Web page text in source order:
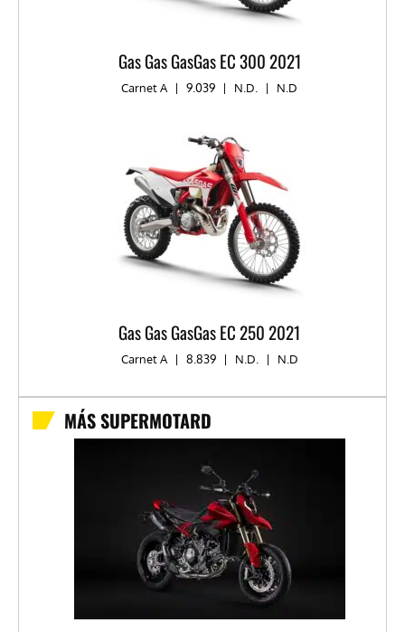
Gas Gas GasGas EC 300 2021
Carnet A | 9.039 | N.D. | N.D
Gas Gas GasGas EC 250 2021
Carnet A | 8.839 | N.D. | N.D
MÁS SUPERMOTARD